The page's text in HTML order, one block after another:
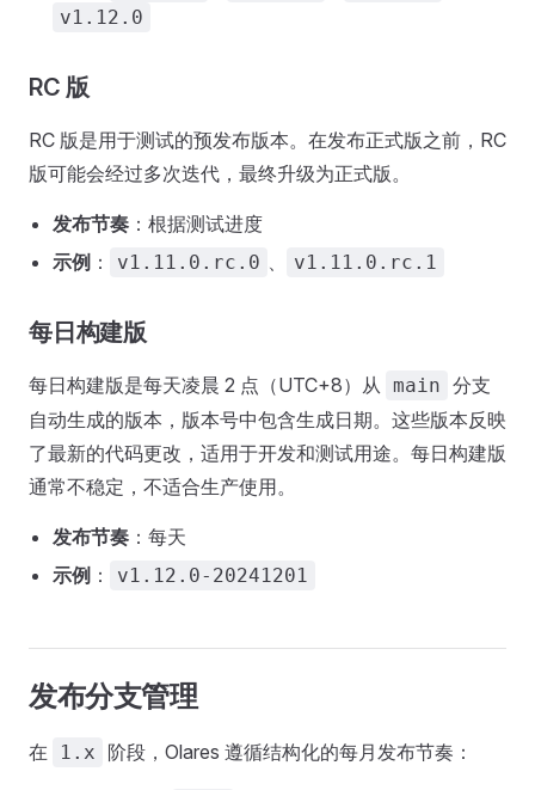
v1.12.0
RC 版
RC 版是用于测试的预发布版本。在发布正式版之前，RC
版可能会经过多次迭代，最终升级为正式版。
发布节奏 ：根据测试进度
示例 ： v1.11.0.rc.0 、 v1.11.0.rc.1
每日构建版
每日构建版是每天凌晨 2 点（UTC+8）从 main 分支
自动生成的版本，版本号中包含生成日期。这些版本反映
了最新的代码更改，适用于开发和测试用途。每日构建版
通常不稳定，不适合生产使用。
发布节奏 ：每天
示例 ： v1.12.0-20241201
发布分支管理
在 1.x 阶段，Olares 遵循结构化的每月发布节奏：